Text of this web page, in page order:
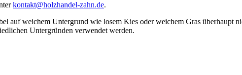
kontakt@holzhandel-zahn.de.
auf weichem Untergrund wie losem Kies oder weichem Gras überhaupt
Untergründen verwendet werden.